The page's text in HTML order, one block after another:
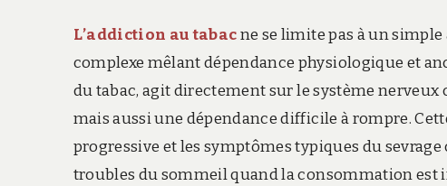
L’addiction au tabacne se limite pas à un
complexe mêlant dépendance physiologique et
du tabac, agit directement sur le système
mais aussi une dépendance difficile à rompre.
progressive et les symptômes typiques du
troubles du sommeil quand la consommation est